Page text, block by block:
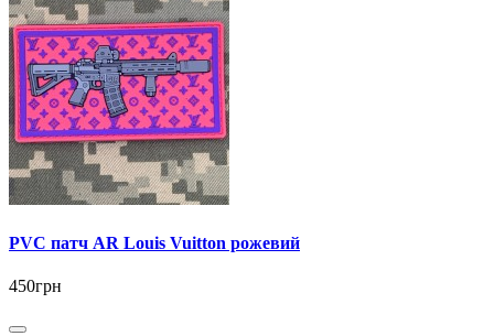
PVC патч AR Louis Vuitton рожевий
450грн